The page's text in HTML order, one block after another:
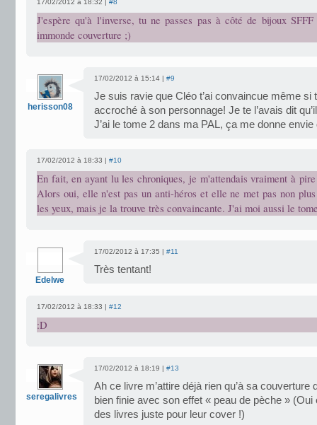
17/02/2012 à 18:32 | #8
J'espère qu'à l'inverse, tu ne passes pas à côté de bijoux
immonde couverture ;)
herisson08
17/02/2012 à 15:14 | #9
Je suis ravie que Cléo t’ai convaincue même si
accroché à son personnage! Je te l’avais dit
J’ai le tome 2 dans ma PAL, ça me donne envie
17/02/2012 à 18:33 | #10
En fait, en ayant lu les chroniques, je m'attendais vraiment à
Alors oui, elle n'est pas un anti-héros et elle ne met pas non
les yeux, mais je la trouve très convaincante. J'ai moi aussi le
Edelwe
17/02/2012 à 17:35 | #11
Très tentant!
17/02/2012 à 18:33 | #12
:D
seregalivres
17/02/2012 à 18:19 | #13
Ah ce livre m’attire déjà rien qu’à sa
bien finie avec son effet « peau de pèche »
des livres juste pour leur cover !)